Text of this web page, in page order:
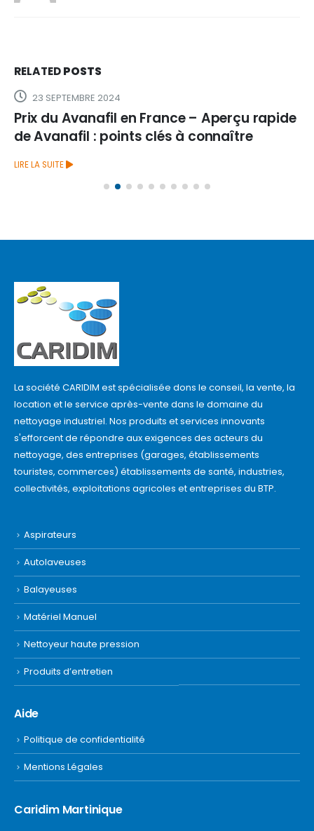
RELATEDPOSTS
23 SEPTEMBRE 2024
Prix du Avanafil en France – Aperçu rapide
de Avanafil : points clés à connaître
LIRE LA SUITE
La société CARIDIM est spécialisée dons le conseil, la vente, la
location et le service après-vente dans le domaine du
nettoyage industriel. Nos produits et services innovants
s'efforcent de répondre aux exigences des acteurs du
nettoyage, des entreprises (garages, établissements
touristes, commerces) établissements de santé, industries,
collectivités, exploitations agricoles et entreprises du BTP.
Aspirateurs
Autolaveuses
Balayeuses
Matériel Manuel
Nettoyeur haute pression
Produits d’entretien
Aide
Politique de confidentialité
Mentions Légales
Caridim Martinique